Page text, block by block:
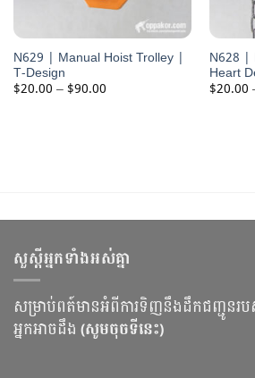
N629 | Manual Hoist Trolley |
T-Design
$20.00 –$90.00Price
range:
N628 |
Heart
$20.00
សួស្ដីអ្នកទាំងអស់គ្នា
សម្រាប់ពត៍មានអំពីការទិញនឹងដឹកជញ្ជូន
អ្នកអាចដឹង (សូមចុចទីនេះ)